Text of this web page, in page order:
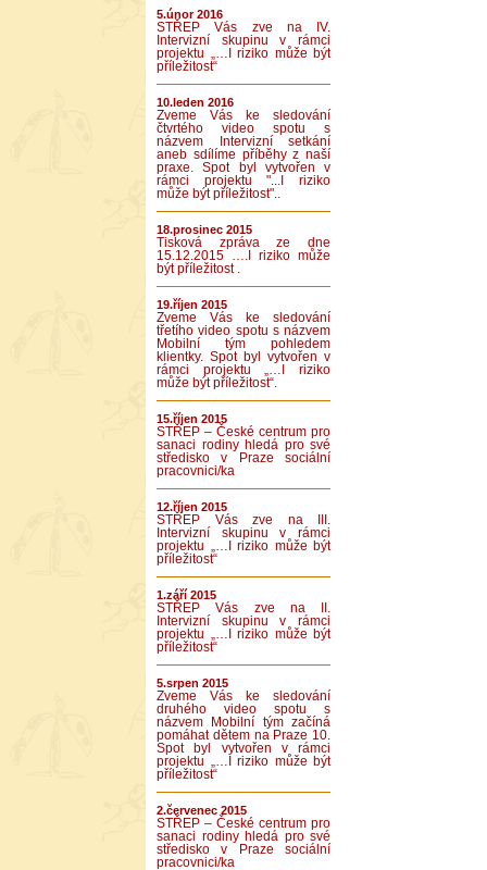
5.únor 2016
STŘEP Vás zve na IV.
Intervizní skupinu v rámci
projektu „…I riziko může být
příležitost“
10.leden 2016
Zveme Vás ke sledování
čtvrtého video spotu s
názvem Intervizní setkání
aneb sdílíme příběhy z naší
praxe. Spot byl vytvořen v
rámci projektu "...I riziko
může být příležitost"..
18.prosinec 2015
Tisková zpráva ze dne
15.12.2015 ….I riziko může
být příležitost .
19.říjen 2015
Zveme Vás ke sledování
třetího video spotu s názvem
Mobilní tým pohledem
klientky. Spot byl vytvořen v
rámci projektu „…I riziko
může být příležitost“.
15.říjen 2015
STŘEP – České centrum pro
sanaci rodiny hledá pro své
středisko v Praze sociální
pracovnici/ka
12.říjen 2015
STŘEP Vás zve na III.
Intervizní skupinu v rámci
projektu „…I riziko může být
příležitost“
1.září 2015
STŘEP Vás zve na II.
Intervizní skupinu v rámci
projektu „…I riziko může být
příležitost“
5.srpen 2015
Zveme Vás ke sledování
druhého video spotu s
názvem Mobilní tým začíná
pomáhat dětem na Praze 10.
Spot byl vytvořen v rámci
projektu „…I riziko může být
příležitost“
2.červenec 2015
STŘEP – České centrum pro
sanaci rodiny hledá pro své
středisko v Praze sociální
pracovnici/ka